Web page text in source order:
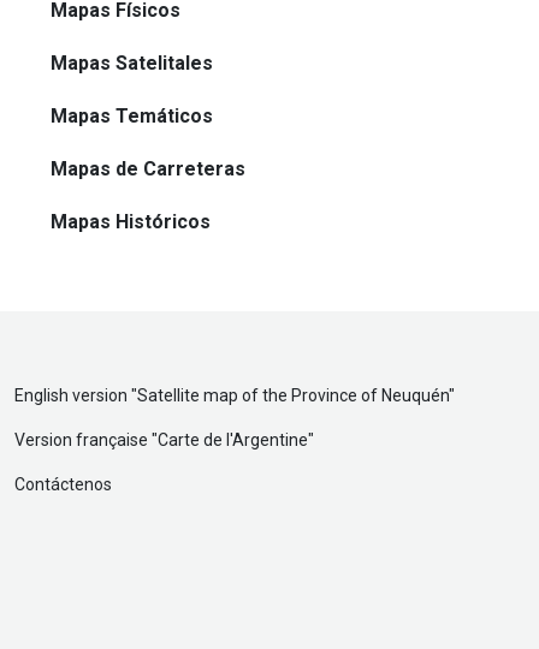
Mapas Físicos
Mapas Satelitales
Mapas Temáticos
Mapas de Carreteras
Mapas Históricos
English version "Satellite map of the Province of Neuquén"
Version française "Carte de l'Argentine"
Contáctenos